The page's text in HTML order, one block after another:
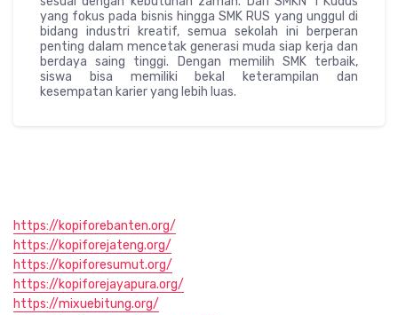
yang fokus pada bisnis hingga SMK RUS yang unggul di
bidang industri kreatif, semua sekolah ini berperan
penting dalam mencetak generasi muda siap kerja dan
berdaya saing tinggi. Dengan memilih SMK terbaik,
siswa bisa memiliki bekal keterampilan dan
kesempatan karier yang lebih luas.
https://kopiforebanten.org/
https://kopiforejateng.org/
https://kopiforesumut.org/
https://kopiforejayapura.org/
https://mixuebitung.org/